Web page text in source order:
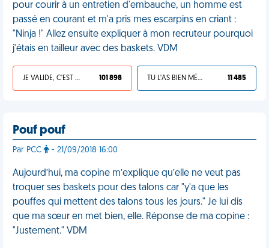
pour courir à un entretien d'embauche, un homme est
passé en courant et m'a pris mes escarpins en criant :
"Ninja !" Allez ensuite expliquer à mon recruteur pourquoi
j'étais en tailleur avec des baskets. VDM
JE VALIDE, C'EST UNE VDM 101 898 TU L'AS BIEN MÉRITÉ 11 485
Pouf pouf
Par PCC - 21/09/2018 16:00
Aujourd’hui, ma copine m’explique qu’elle ne veut pas
troquer ses baskets pour des talons car "y'a que les
pouffes qui mettent des talons tous les jours." Je lui dis
que ma sœur en met bien, elle. Réponse de ma copine :
"Justement." VDM